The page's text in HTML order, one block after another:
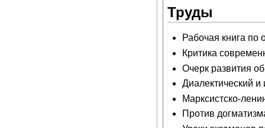
Труды
Рабочая книга
Критика
Очерк развития
Диалектический и
Марксистско-
Против